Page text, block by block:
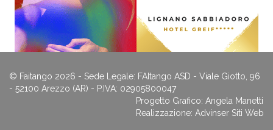
© Faitango 2026 - Sede Legale: FAItango ASD - Viale Giotto, 96
- 52100 Arezzo (AR) - P.IVA: 02905800047
Progetto Grafico: Angela Manetti
Realizzazione: Advinser Siti Web